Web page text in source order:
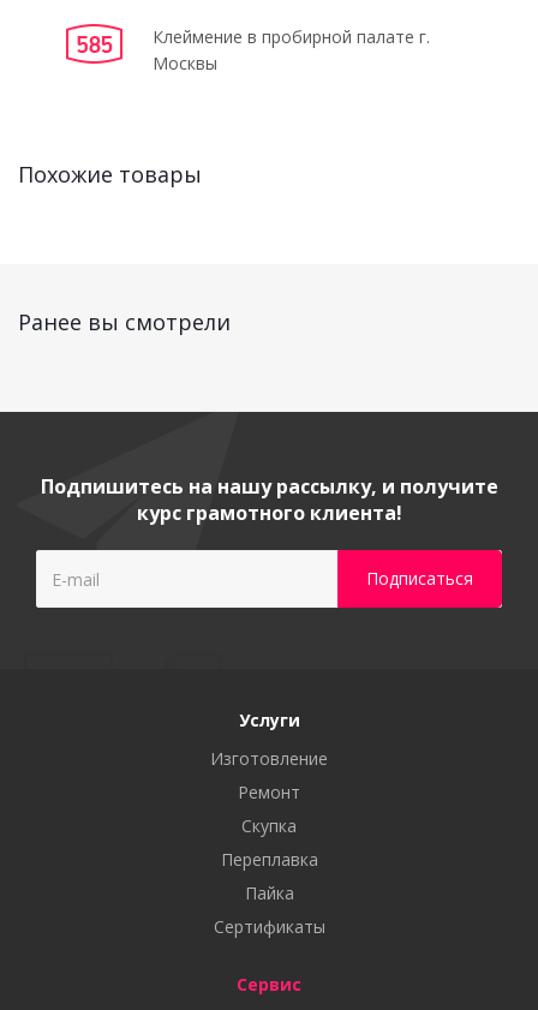
Клеймение в пробирной палате г.
Москвы
Похожие товары
Ранее вы смотрели
Подпишитесь на нашу рассылку, и получите
курс грамотного клиента!
Услуги
Изготовление
Ремонт
Скупка
Переплавка
Пайка
Сертификаты
Сервис